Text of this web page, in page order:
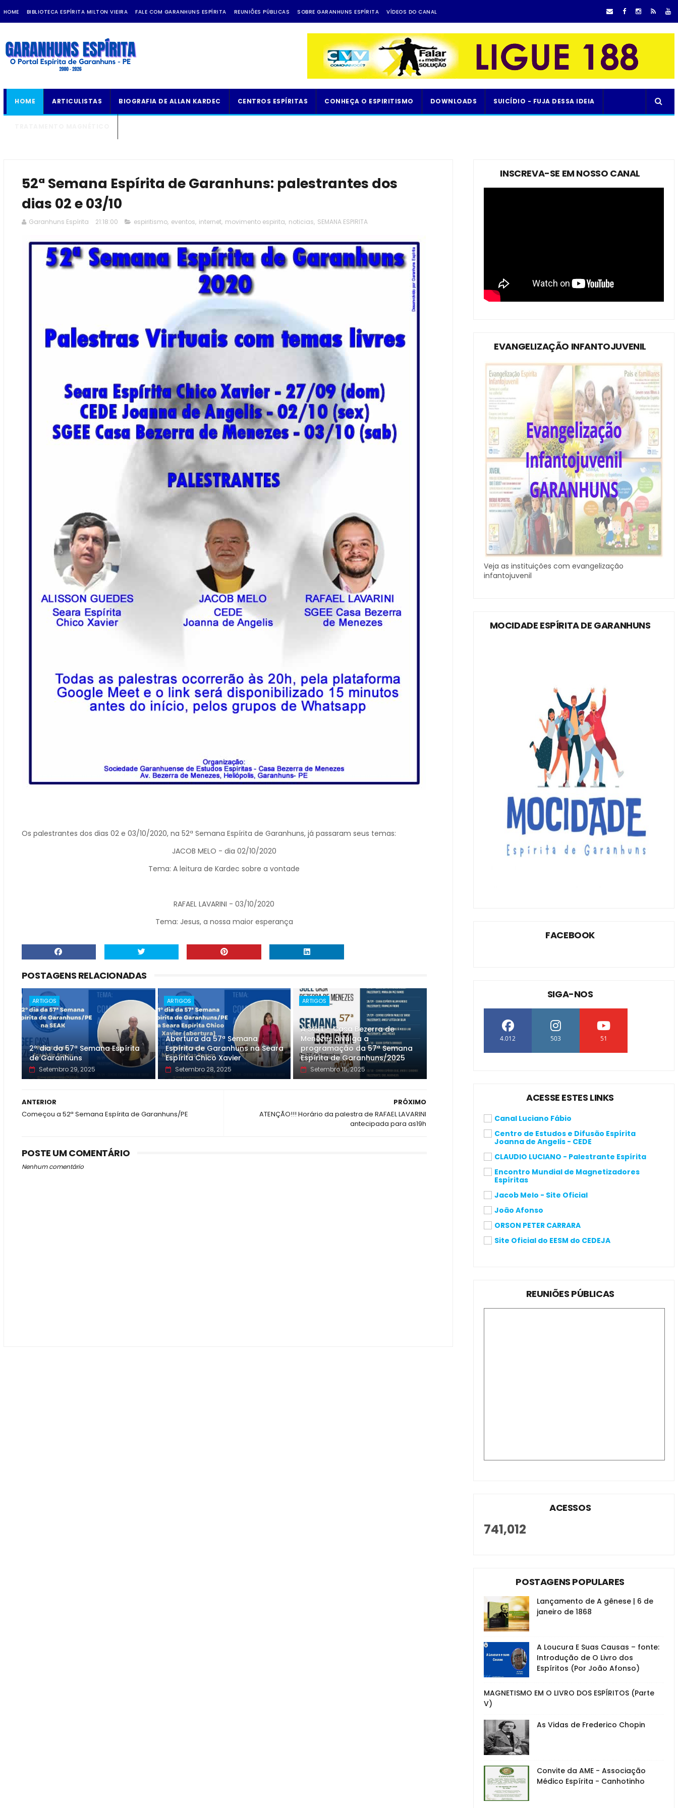
HOME BIBLIOTECA ESPÍRITA MILTON VIEIRA FALE COM GARANHUNS ESPÍRITA REUNIÕES PÚBLICAS SOBRE GARANHUNS ESPÍRITA VÍDEOS DO CANAL
HOME ARTICULISTAS BIOGRAFIA DE ALLAN KARDEC CENTROS ESPÍRITAS CONHEÇA O ESPIRITISMO DOWNLOADS SUICÍDIO - FUJA DESSA IDEIA
52ª Semana Espírita de Garanhuns: palestrantes dos
dias 02 e 03/10
Garanhuns Espírita 21:18:00 espiritismo, eventos, internet, movimento espirita, noticias, SEMANA ESPIRITA
Os palestrantes dos dias 02 e 03/10/2020, na 52ª Semana Espírita de Garanhuns, já passaram seus temas:
JACOB MELO - dia 02/10/2020
Tema: A leitura de Kardec sobre a vontade
RAFAEL LAVARINI - 03/10/2020
Tema: Jesus, a nossa maior esperança
POSTAGENS RELACIONADAS
ARTIGOS
2º dia da 57ª Semana Espírita
de Garanhuns
Setembro 29, 2025
ARTIGOS
Abertura da 57ª Semana
Espírita de Garanhuns na Seara
Espírita Chico Xavier
Setembro 28, 2025
ARTIGOS
A SGEE - Casa Bezerra de
Menezes divulga a
programação da 57ª Semana
Espírita de Garanhuns/2025
Setembro 15, 2025
PRÓXIMO
ATENÇÃO!!! Horário da palestra de RAFAEL LAVARINI
antecipada para as19h
ANTERIOR
Começou a 52ª Semana Espírita de Garanhuns/PE
POSTE UM COMENTÁRIO
Nenhum comentário
INSCREVA-SE EM NOSSO CANAL
EVANGELIZAÇÃO INFANTOJUVENIL
Veja as instituições com evangelização
infantojuvenil
MOCIDADE ESPÍRITA DE GARANHUNS
FACEBOOK
SIGA-NOS
4.012 503 51
ACESSE ESTES LINKS
Canal Luciano Fábio
Centro de Estudos e Difusão Espírita
Joanna de Angelis - CEDE
CLAUDIO LUCIANO - Palestrante Espírita
Encontro Mundial de Magnetizadores
Espíritas
Jacob Melo - Site Oficial
João Afonso
ORSON PETER CARRARA
Site Oficial do EESM do CEDEJA
REUNIÕES PÚBLICAS
ACESSOS
741,012
POSTAGENS POPULARES
Lançamento de A gênese | 6 de
janeiro de 1868
A Loucura E Suas Causas – fonte:
Introdução de O Livro dos
Espíritos (Por João Afonso)
MAGNETISMO EM O LIVRO DOS ESPÍRITOS (Parte
V)
As Vidas de Frederico Chopin
Convite da AME - Associação
Médico Espírita - Canhotinho